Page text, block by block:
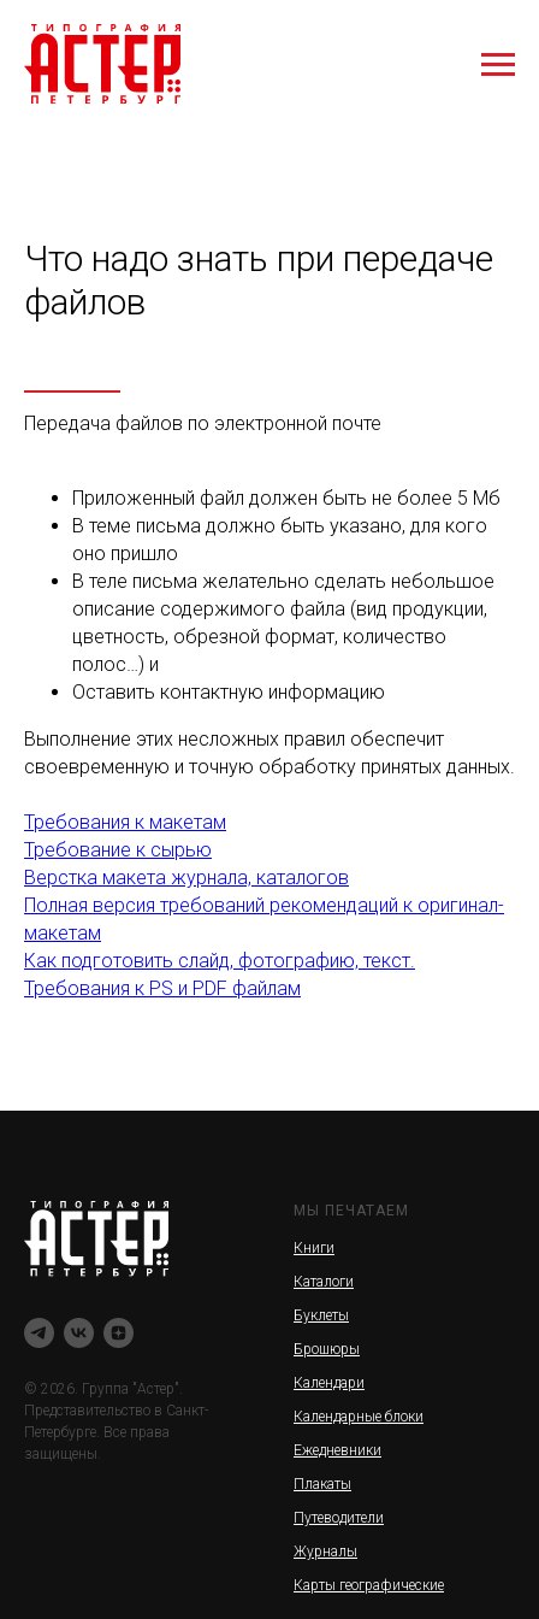
Что надо знать при передаче
файлов
Передача файлов по электронной почте
Приложенный файл должен быть не более 5 Мб
В теме письма должно быть указано, для кого
оно пришло
В теле письма желательно сделать небольшое
описание содержимого файла (вид продукции,
цветность, обрезной формат, количество
полос…) и
Оставить контактную информацию
Выполнение этих несложных правил обеспечит
своевременную и точную обработку принятых данных.
Требования к макетам
Требование к сырью
Верстка макета журнала, каталогов
Полная версия требований рекомендаций к оригинал-
макетам
Как подготовить слайд, фотографию, текст.
Требования к PS и PDF файлам
© 2026. Группа "Астер".
Представительство в Санкт-
Петербурге. Все права
защищены.
МЫ ПЕЧАТАЕМ
Книги
Каталоги
Буклеты
Брошюры
Календари
Календарные блоки
Ежедневники
Плакаты
Путеводители
Журналы
Карты географические